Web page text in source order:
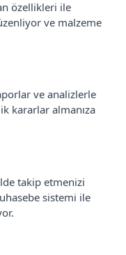
özellikleri ile
ve malzeme
ve analizlerle
kararlar almanıza
takip etmenizi
sistemi ile